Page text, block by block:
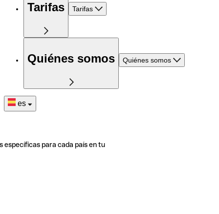
Tarifas Tarifas
Quiénes somos Quiénes somos
es
específicas para cada país en tu